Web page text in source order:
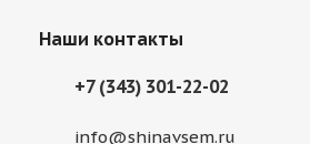
Наши контакты
+7 (343) 301-22-02
info@shinavsem.ru